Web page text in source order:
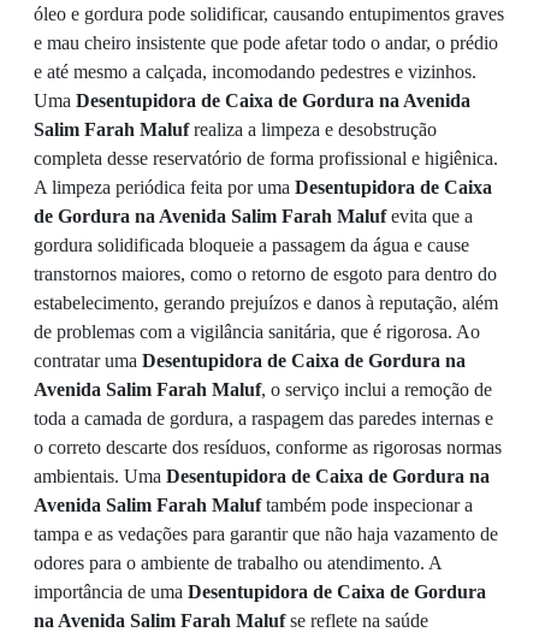
óleo e gordura pode solidificar, causando entupimentos graves
e mau cheiro insistente que pode afetar todo o andar, o prédio
e até mesmo a calçada, incomodando pedestres e vizinhos.
Uma Desentupidora de Caixa de Gordura na Avenida
Salim Farah Malufrealiza a limpeza e desobstrução
completa desse reservatório de forma profissional e higiênica.
A limpeza periódica feita por uma Desentupidora de Caixa
de Gordura na Avenida Salim Farah Malufevita que a
gordura solidificada bloqueie a passagem da água e cause
transtornos maiores, como o retorno de esgoto para dentro do
estabelecimento, gerando prejuízos e danos à reputação, além
de problemas com a vigilância sanitária, que é rigorosa. Ao
contratar uma Desentupidora de Caixa de Gordura na
Avenida Salim Farah Maluf, o serviço inclui a remoção de
toda a camada de gordura, a raspagem das paredes internas e
o correto descarte dos resíduos, conforme as rigorosas normas
ambientais. Uma Desentupidora de Caixa de Gordura na
Avenida Salim Farah Maluftambém pode inspecionar a
tampa e as vedações para garantir que não haja vazamento de
odores para o ambiente de trabalho ou atendimento. A
importância de uma Desentupidora de Caixa de Gordura
na Avenida Salim Farah Malufse reflete na saúde